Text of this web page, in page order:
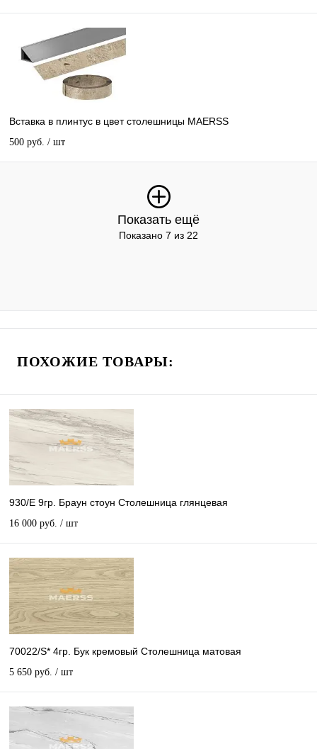
Вставка в плинтус в цвет столешницы MAERSS
500 руб. / шт
Показать ещё
Показано 7 из 22
ПОХОЖИЕ ТОВАРЫ:
930/E 9гр. Браун стоун Столешница глянцевая
16 000 руб. / шт
70022/S* 4гр. Бук кремовый Столешница матовая
5 650 руб. / шт